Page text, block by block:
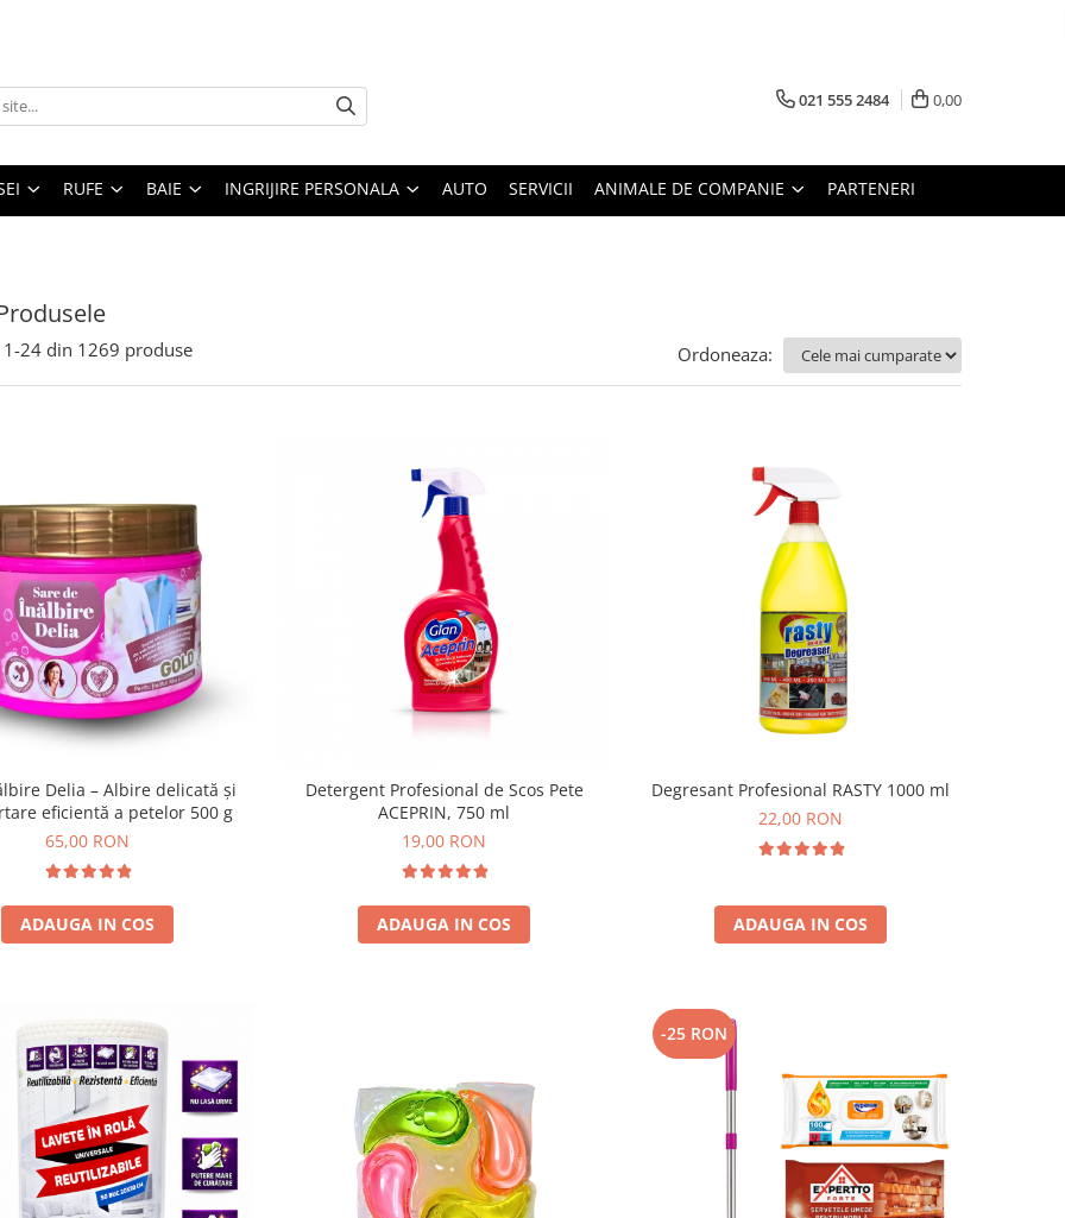
021 555 2484 0,00
RUFE BAIE INGRIJIRE PERSONALA AUTO SERVICII ANIMALE DE COMPANIE PARTENERI
1-24 din 1269 produse Ordoneaza:
Delia – Albire delicată și
eficientă a petelor 500 g
65,00 RON
ADAUGA IN COS
Detergent Profesional de Scos Pete
ACEPRIN, 750 ml
19,00 RON
ADAUGA IN COS
Degresant Profesional RASTY 1000 ml
22,00 RON
ADAUGA IN COS
-25 RON